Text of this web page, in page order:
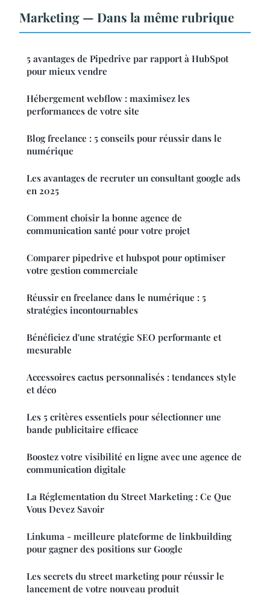
Marketing — Dans la même rubrique
5 avantages de Pipedrive par rapport à HubSpot
pour mieux vendre
Hébergement webflow : maximisez les
performances de votre site
Blog freelance : 5 conseils pour réussir dans le
numérique
Les avantages de recruter un consultant google ads
en 2025
Comment choisir la bonne agence de
communication santé pour votre projet
Comparer pipedrive et hubspot pour optimiser
votre gestion commerciale
Réussir en freelance dans le numérique : 5
stratégies incontournables
Bénéficiez d'une stratégie SEO performante et
mesurable
Accessoires cactus personnalisés : tendances style
et déco
Les 5 critères essentiels pour sélectionner une
bande publicitaire efficace
Boostez votre visibilité en ligne avec une agence de
communication digitale
La Réglementation du Street Marketing : Ce Que
Vous Devez Savoir
Linkuma - meilleure plateforme de linkbuilding
pour gagner des positions sur Google
Les secrets du street marketing pour réussir le
lancement de votre nouveau produit